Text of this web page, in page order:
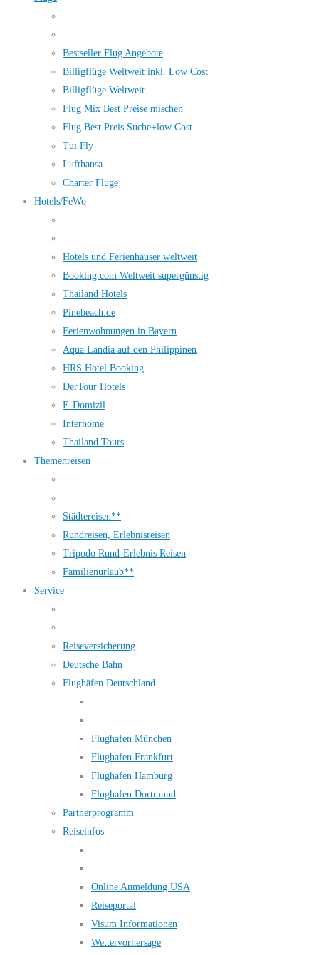
Bestseller Flug Angebote
Billigflüge Weltweit inkl. Low Cost
Billigflüge Weltweit
Flug Mix Best Preise mischen
Flug Best Preis Suche+low Cost
Tui Fly
Lufthansa
Charter Flüge
Hotels/FeWo
Hotels und Ferienhäuser weltweit
Booking.com Weltweit supergünstig
Thailand Hotels
Pinebeach.de
Ferienwohnungen in Bayern
Aqua Landia auf den Philippinen
HRS Hotel Booking
DerTour Hotels
E-Domizil
Interhome
Thailand Tours
Themenreisen
Städtereisen**
Rundreisen, Erlebnisreisen
Tripodo Rund-Erlebnis Reisen
Familienurlaub**
Service
Reiseversicherung
Deutsche Bahn
Flughäfen Deutschland
Flughafen München
Flughafen Frankfurt
Flughafen Hamburg
Flughafen Dortmund
Partnerprogramm
Reiseinfos
Online Anmeldung USA
Reiseportal
Visum Informationen
Wettervorhersage